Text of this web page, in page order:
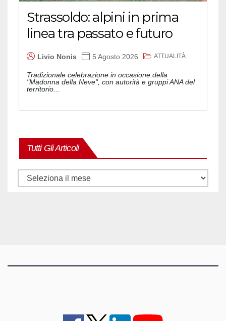
Strassoldo: alpini in prima
linea tra passato e futuro
Livio Nonis 5 Agosto 2026 ATTUALITÀ
Tradizionale celebrazione in occasione della
"Madonna della Neve", con autorità e gruppi ANA del
territorio...
Tutti Gli Articoli
Tutti